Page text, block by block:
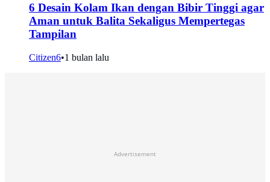
6 Desain Kolam Ikan dengan Bibir Tinggi agar
Aman untuk Balita Sekaligus Mempertegas
Tampilan
Citizen6•1 bulan lalu
Advertisement